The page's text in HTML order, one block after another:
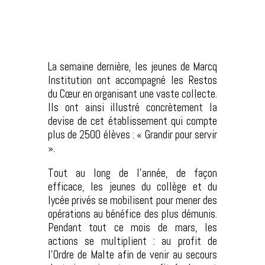
La semaine dernière, les jeunes de Marcq
Institution ont accompagné les Restos
du Cœur en organisant une vaste collecte.
Ils ont ainsi illustré concrètement la
devise de cet établissement qui compte
plus de 2500 élèves : « Grandir pour servir
».
Tout au long de l’année, de façon
efficace, les jeunes du collège et du
lycée privés se mobilisent pour mener des
opérations au bénéfice des plus démunis.
Pendant tout ce mois de mars, les
actions se multiplient : au profit de
l’Ordre de Malte afin de venir au secours